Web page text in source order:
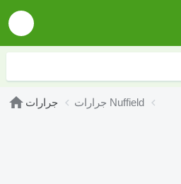
جرارات جرارات Nuffield